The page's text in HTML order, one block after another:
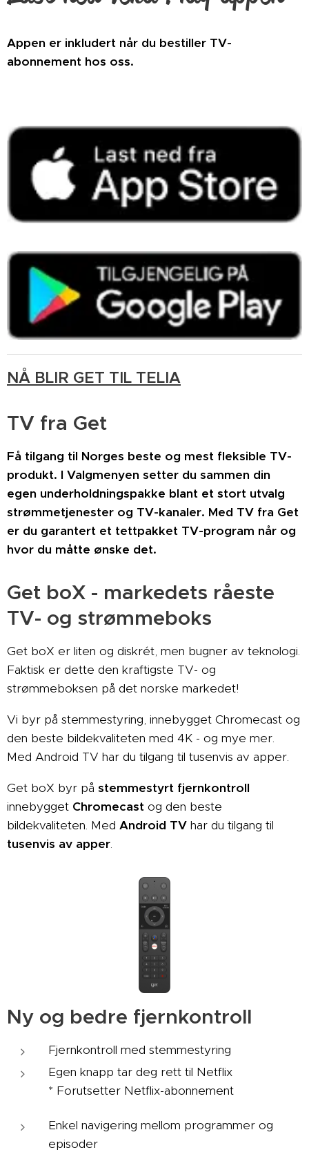
Appen er inkludert når du bestiller TV-
abonnement hos oss.
NÅ BLIR GET TIL TELIA
TV fra Get
Få tilgang til Norges beste og mest fleksible TV-
produkt. I Valgmenyen setter du sammen din
egen underholdningspakke blant et stort utvalg
strømmetjenester og TV-kanaler. Med TV fra Get
er du garantert et tettpakket TV-program når og
hvor du måtte ønske det.
Get boX - markedets råeste
TV- og strømmeboks
Get boX er liten og diskrét, men bugner av teknologi.
Faktisk er dette den kraftigste TV- og
strømmeboksen på det norske markedet!
Vi byr på stemmestyring, innebygget Chromecast og
den beste bildekvaliteten med 4K - og mye mer.
Med Android TV har du tilgang til tusenvis av apper.
Get boX byr på stemmestyrt fjernkontroll
innebygget Chromecast og den beste
bildekvaliteten. Med Android TV har du tilgang til
tusenvis av apper.
Ny og bedre fjernkontroll
Fjernkontroll med stemmestyring
Egen knapp tar deg rett til Netflix
* Forutsetter Netflix-abonnement
Enkel navigering mellom programmer og
episoder